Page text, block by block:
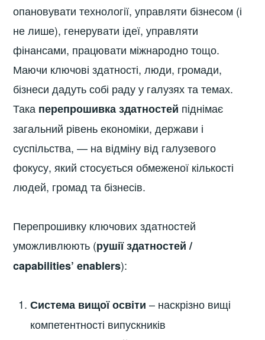
опановувати технології, управляти бізнесом (і
не лише), генерувати ідеї, управляти
фінансами, працювати міжнародно тощо.
Маючи ключові здатності, люди, громади,
бізнеси дадуть собі раду у галузях та темах.
Така перепрошивка здатностей піднімає
загальний рівень економіки, держави і
суспільства, — на відміну від галузевого
фокусу, який стосується обмеженої кількості
людей, громад та бізнесів.
Перепрошивку ключових здатностей
уможливлюють (рушії здатностей /
capabilities’ enablers):
Система вищої освіти– наскрізно вищі
компетентності випускників